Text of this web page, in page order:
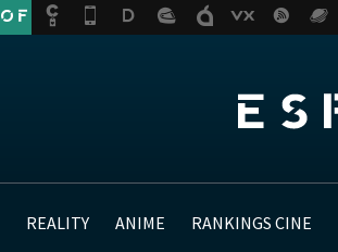
REALITY ANIME RANKINGS CINE